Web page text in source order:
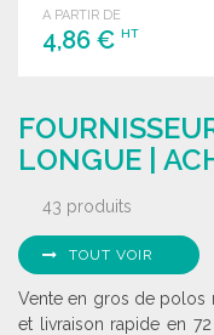
A PARTIR DE
4,86 € HT
Demander un devis
LONGUE |
43 produits
TOUT VOIR
Vente en gros de polos
et livraison rapide en